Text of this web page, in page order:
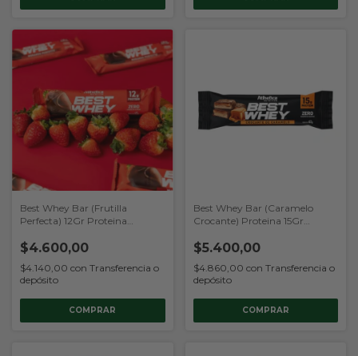
Best Whey Bar (Frutilla
Perfecta) 12Gr Proteina
$4.600,00
$4.140,00 con Transferencia o
depósito
Best Whey Bar (Caramelo
Crocante) Proteina 15Gr
$5.400,00
$4.860,00 con Transferencia o
depósito